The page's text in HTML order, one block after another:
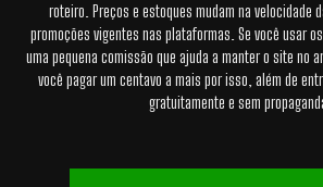
roteiro. Preços e estoques mudam na velocidade
promoções vigentes nas plataformas. Se você usar
uma pequena comissão que ajuda a manter o site no
você pagar um centavo a mais por isso, além de
gratuitamente e sem